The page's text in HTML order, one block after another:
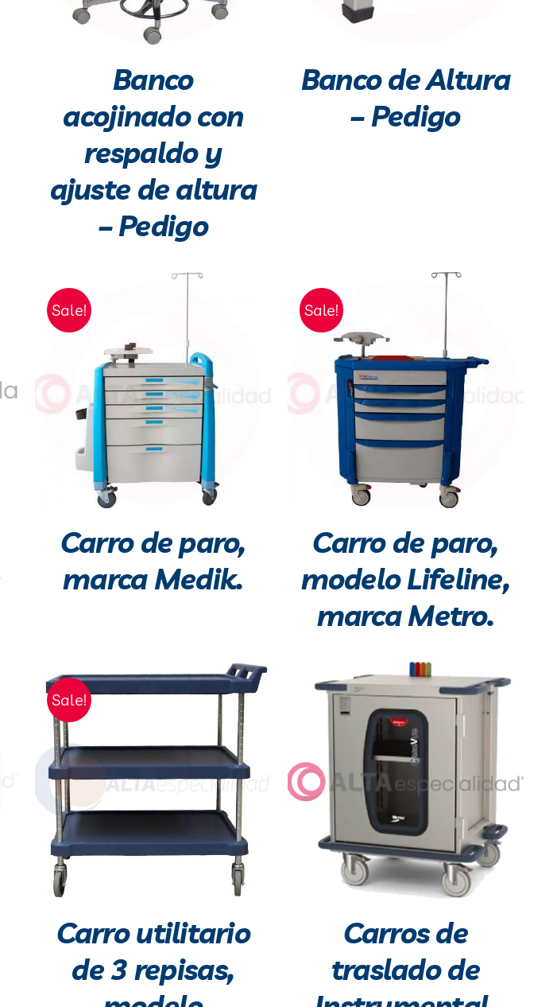
Banco
acojinado con
respaldo y
ajuste de altura
– Pedigo
Banco de Altura
– Pedigo
Sale!
Carro de paro,
marca Medik.
Sale!
Carro de paro,
modelo Lifeline,
marca Metro.
Sale!
Carro utilitario
de 3 repisas,
Carros de
traslado de